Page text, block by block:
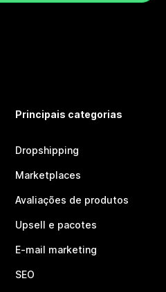
Principais categorias
Dropshipping
Marketplaces
Avaliações de produtos
Upsell e pacotes
E-mail marketing
SEO